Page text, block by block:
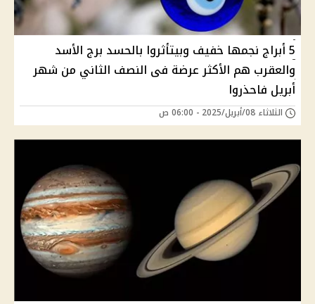
5 أبراج نجمها خفيف وبيتأثروا بالحسد برج الأسد
والعقرب هم الأكثر عرضة فى النصف الثاني من شهر
أبريل فاحذروا
الثلاثاء 08/أبريل/2025 - 06:00 ص